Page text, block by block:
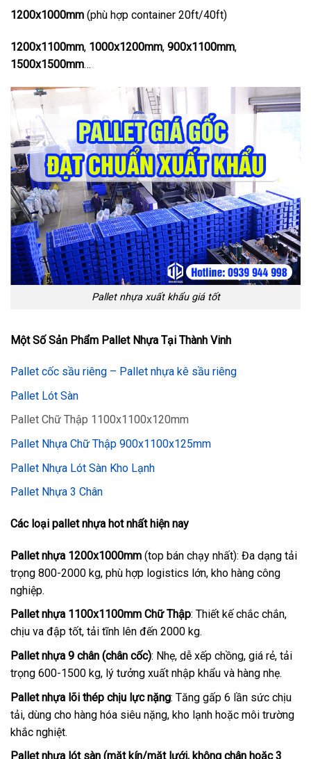
1200x1000mm (phù hợp container 20ft/40ft)
1200x1100mm, 1000x1200mm, 900x1100mm,
1500x1500mm…
Pallet nhựa xuất khẩu giá tốt
Một Số Sản Phẩm Pallet Nhựa Tại Thành Vinh
Pallet cốc sầu riêng – Pallet nhựa kê sầu riêng
Pallet Lót Sàn
Pallet Chữ Thập 1100x1100x120mm
Pallet Nhựa Chữ Thập 900x1100x125mm
Pallet Nhựa Lót Sàn Kho Lạnh
Pallet Nhựa 3 Chân
Các loại pallet nhựa hot nhất hiện nay
Pallet nhựa 1200x1000mm (top bán chạy nhất): Đa dạng tải
trọng 800-2000 kg, phù hợp logistics lớn, kho hàng công
nghiệp.
Pallet nhựa 1100x1100mm Chữ Thập: Thiết kế chắc chắn,
chịu va đập tốt, tải tĩnh lên đến 2000 kg.
Pallet nhựa 9 chân (chân cốc): Nhẹ, dễ xếp chồng, giá rẻ, tải
trọng 600-1500 kg, lý tưởng xuất nhập khẩu và hàng nhẹ.
Pallet nhựa lõi thép chịu lực nặng: Tăng gấp 6 lần sức chịu
tải, dùng cho hàng hóa siêu nặng, kho lạnh hoặc môi trường
khắc nghiệt.
Pallet nhựa lót sàn (mặt kín/mặt lưới, không chân hoặc 3